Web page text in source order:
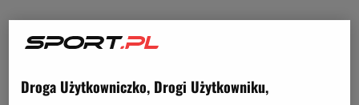
Kamil Majchrzak (90. ATP) w decydującej rundzie
Droga Użytkowniczko, Drogi Użytkowniku,